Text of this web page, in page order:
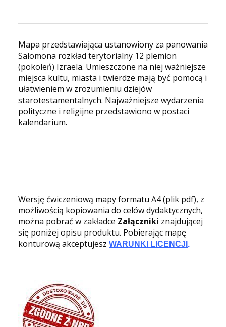
Mapa przedstawiająca ustanowiony za panowania
Salomona rozkład terytorialny 12 plemion
(pokoleń) Izraela. Umieszczone na niej ważniejsze
miejsca kultu, miasta i twierdze mają być pomocą i
ułatwieniem w zrozumieniu dziejów
starotestamentalnych. Najważniejsze wydarzenia
polityczne i religijne przedstawiono w postaci
kalendarium.
Wersję ćwiczeniową mapy formatu A4 (plik pdf), z
możliwością kopiowania do celów dydaktycznych,
można pobrać w zakładce Załączniki znajdującej
się poniżej opisu produktu. Pobierając mapę
konturową akceptujesz WARUNKI LICENCJI .
interesuje się5osób.